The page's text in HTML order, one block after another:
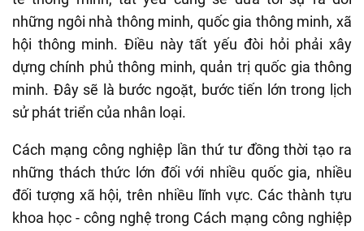
những ngôi nhà thông minh, quốc gia thông minh, xã
hội thông minh. Điều này tất yếu đòi hỏi phải xây
dựng chính phủ thông minh, quản trị quốc gia thông
minh. Đây sẽ là bước ngoặt, bước tiến lớn trong lịch
sử phát triển của nhân loại.
Cách mạng công nghiệp lần thứ tư đồng thời tạo ra
những thách thức lớn đối với nhiều quốc gia, nhiều
đối tượng xã hội, trên nhiều lĩnh vực. Các thành tựu
khoa học - công nghệ trong Cách mạng công nghiệp